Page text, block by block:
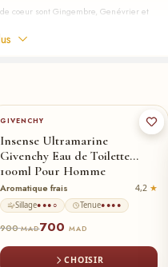
coeur sont Gingembre, Genévrier et
GIVENCHY
Insense Ultramarine
Givenchy Eau de Toilette
100ml Pour Homme
Aromatique frais 4,2
Sillage●●●○ Tenue●●●●
900MAD700 MAD
CHOISIR